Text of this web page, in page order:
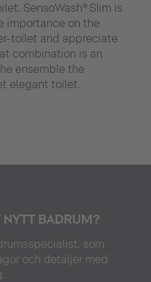
SensoWash® Slim is
importance on the
toilet and appreciate
combination is an
ensemble the
elegant toilet.
NYTT BADRUM?
som
och detaljer med